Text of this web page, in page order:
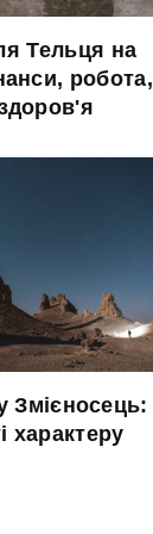
Тельця на
робота,
Змієносець:
характеру